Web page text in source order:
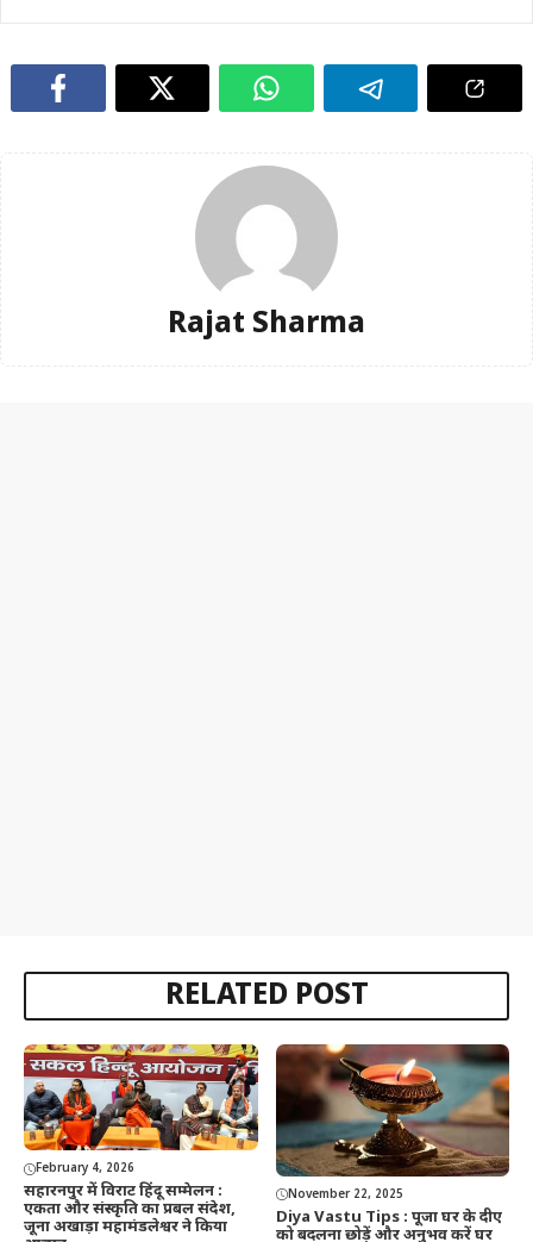
Rajat Sharma
RELATED POST
February 4, 2026
सहारनपुर में विराट हिंदू सम्मेलन :
एकता और संस्कृति का प्रबल संदेश,
जूना अखाड़ा महामंडलेश्वर ने किया
November 22, 2025
Diya Vastu Tips : पूजा घर के दीए
को बदलना छोड़ें और अनुभव करें घर